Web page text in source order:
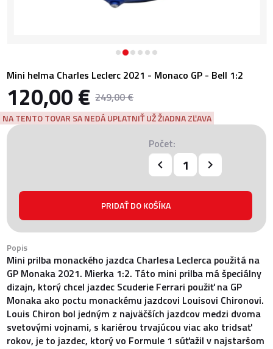
Mini helma Charles Leclerc 2021 - Monaco GP - Bell 1:2
120,00 €249,00 €
NA TENTO TOVAR SA NEDÁ UPLATNIŤ UŽ ŽIADNA ZĽAVA
Počet:
Popis
Mini prilba monackého jazdca Charlesa Leclerca použitá na
GP Monaka 2021. Mierka 1:2. Táto mini prilba má špeciálny
dizajn, ktorý chcel jazdec Scuderie Ferrari použiť na GP
Monaka ako poctu monackému jazdcovi Louisovi Chironovi.
Louis Chiron bol jedným z najväčších jazdcov medzi dvoma
svetovými vojnami, s kariérou trvajúcou viac ako tridsať
rokov, je to jazdec, ktorý vo Formule 1 súťažil v najstaršom